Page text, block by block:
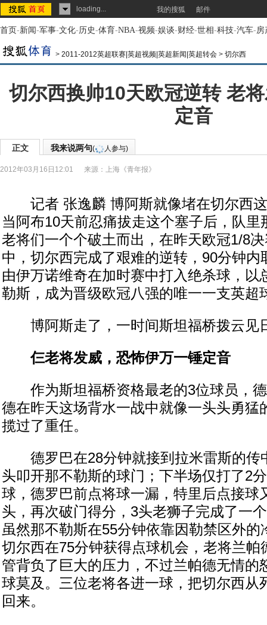
loading... 我的搜狐 邮件
首页-新闻-军事-文化-历史-体育-NBA-视频-娱谈-财经-世相-科技-汽车-房
> 2011-2012英超联赛|英超视频|英超新闻|英超转会 > 切尔西
切尔西换帅10天欧冠逆转 老
定音
正文 我来说两句( 人参与)
2012年03月16日12:01 来源： 上海《青年报》
记者 张逸麟 博阿斯就像堵在切尔西这
当阿布10天前忍痛拔走这个塞子后，队里
老将们一个个破土而出，在昨天欧冠1/8
中，切尔西完成了艰难的逆转，90分钟内
由伊万诺维奇在加时赛中打入绝杀球，以
勒斯，成为晋级欧冠八强的唯一一支英超
博阿斯走了，一时间斯坦福桥拨云见
仨老将发威，恐怖伊万一锤定音
作为斯坦福桥资格最老的3位球员，德
德在昨天这场背水一战中就像一头头勇猛
揽过了重任。
德罗巴在28分钟就接到拉米雷斯的传
头叩开那不勒斯的球门；下半场仅打了2
球，德罗巴前点将球一漏，特里后点接球
头，再次破门得分，3头老狮子完成了一
虽然那不勒斯在55分钟依靠因勒禁区外的
切尔西在75分钟获得点球机会，老将兰帕
管背负了巨大的压力，不过兰帕德无情的
球莫及。三位老将各进一球，把切尔西从
回来。